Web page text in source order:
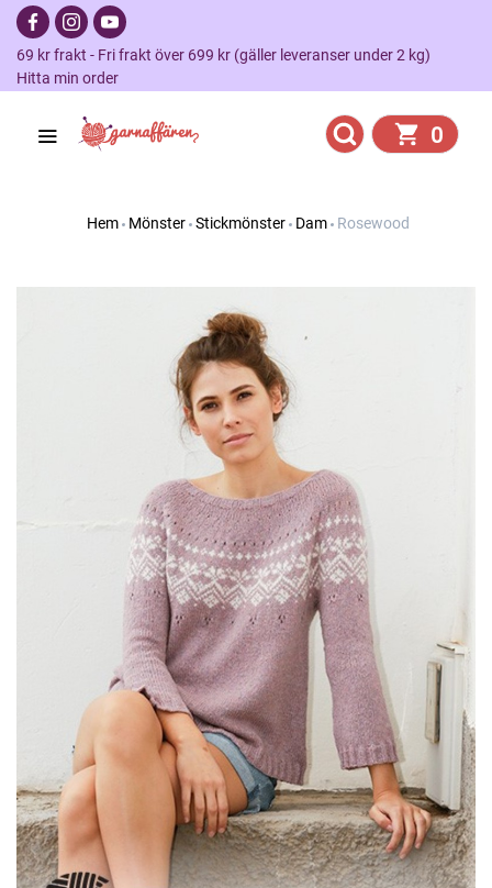
69 kr frakt - Fri frakt över 699 kr (gäller leveranser under 2 kg)
Hitta min order
0
Hem Mönster Stickmönster Dam Rosewood